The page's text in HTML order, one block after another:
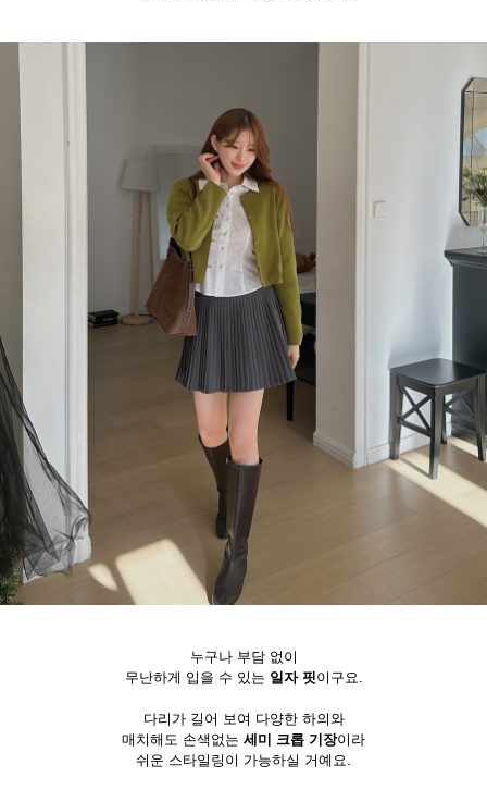
누구나 부담 없이
무난하게 입을 수 있는 일자 핏이구요.
다리가 길어 보여 다양한 하의와
매치해도 손색없는 세미 크롭 기장이라
쉬운 스타일링이 가능하실 거예요.